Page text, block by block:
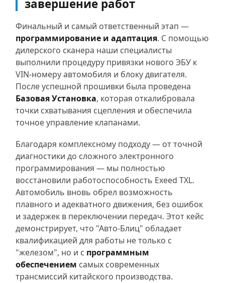
завершение работ
Финальный и самый ответственный этап —
программирование и адаптация. С помощью
дилерского сканера наши специалисты
выполнили процедуру привязки нового ЭБУ к
VIN-номеру автомобиля и блоку двигателя.
После успешной прошивки была проведена
Базовая Установка, которая откалибровала
точки схватывания сцепления и обеспечила
точное управление клапанами.
Благодаря комплексному подходу — от точной
диагностики до сложного электронного
программирования — мы полностью
восстановили работоспособность Exeed TXL.
Автомобиль вновь обрел возможность
плавного и адекватного движения, без ошибок
и задержек в переключении передач. Этот кейс
демонстрирует, что "Авто-Блиц" обладает
квалификацией для работы не только с
"железом", но и с программным
обеспечением самых современных
трансмиссий китайского производства.